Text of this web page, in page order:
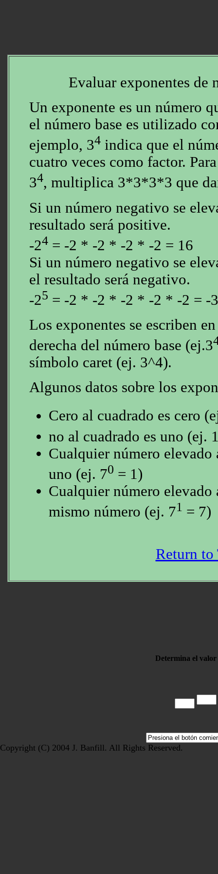
Evaluar exponentes de
Un exponente es un número
el número base es utilizado
ejemplo, 34 indica que el
cuatro veces como factor.
34, multiplica 3*3*3*3 que
Si un número negativo se
resultado será positive.
-24 = -2 * -2 * -2 * -2 = 16
Si un número negativo se
el resultado será negativo.
-25 = -2 * -2 * -2 * -2 * -2 = -
Los exponentes se escriben
derecha del número base (ej.3
símbolo caret (ej. 3^4).
Algunos datos sobre los
Cero al cuadrado es cero
no al cuadrado es uno (ej.
Cualquier número elevado
uno (ej. 70 = 1)
Cualquier número elevado
mismo número (ej. 71 = 7)
Return to
Determina el valor
Copyright (C) 2004 J. Banfill. All Rights Reserved.